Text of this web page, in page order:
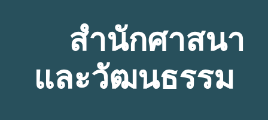
สำนักศาสนา
และวัฒนธรรม